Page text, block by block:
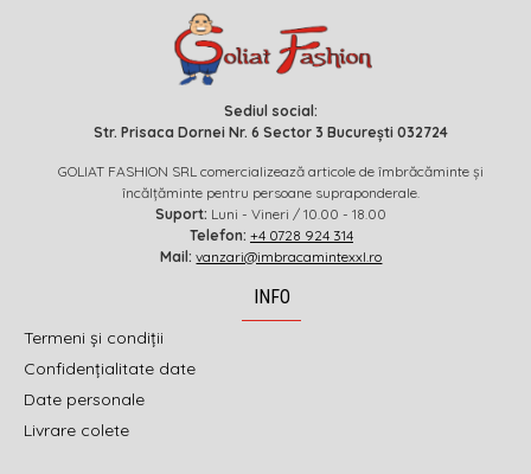
Sediul social:
Str. Prisaca Dornei Nr. 6 Sector 3 București 032724
GOLIAT FASHION SRL comercializează articole de îmbrăcăminte și
încălțăminte pentru persoane supraponderale.
Suport: Luni - Vineri / 10.00 - 18.00
Telefon: +4 0728 924 314
Mail: vanzari@imbracamintexxl.ro
INFO
Termeni și condiții
Confidențialitate date
Date personale
Livrare colete